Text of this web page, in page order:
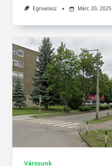
Egrivalasz Márc 20, 2025
Városunk